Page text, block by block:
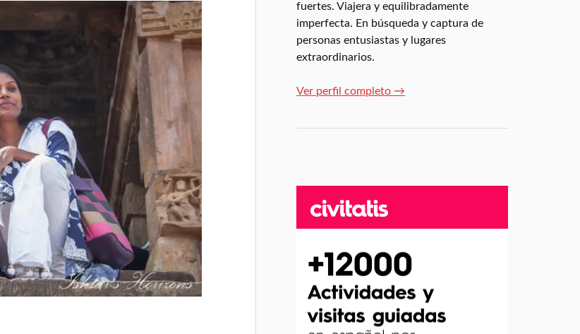
fuertes. Viajera y equilibradamente
imperfecta. En búsqueda y captura de
personas entusiastas y lugares
extraordinarios.
Ver perfil completo →